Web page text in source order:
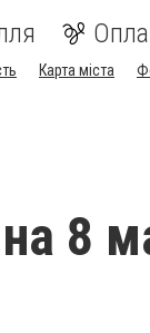
Карта міста
8